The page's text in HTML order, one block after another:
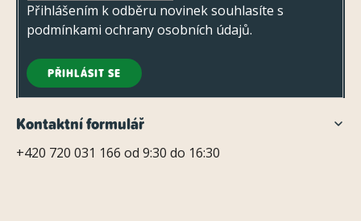
Přihlášením k odběru novinek souhlasíte s
podmínkami ochrany osobních údajů.
PŘIHLÁSIT SE
Kontaktní formulář
+420 720 031 166 od 9:30 do 16:30